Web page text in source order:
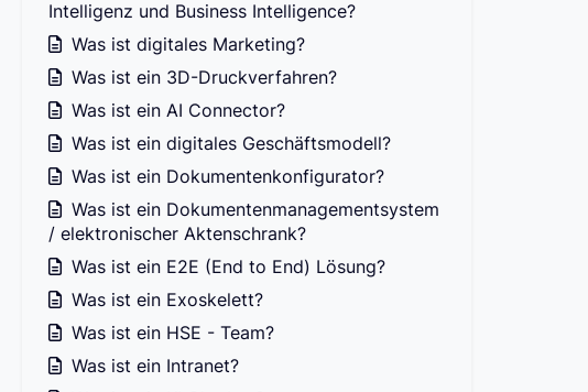
Intelligenz und Business Intelligence?
Was ist digitales Marketing?
Was ist ein 3D-Druckverfahren?
Was ist ein AI Connector?
Was ist ein digitales Geschäftsmodell?
Was ist ein Dokumentenkonfigurator?
Was ist ein Dokumentenmanagementsystem
/ elektronischer Aktenschrank?
Was ist ein E2E (End to End) Lösung?
Was ist ein Exoskelett?
Was ist ein HSE - Team?
Was ist ein Intranet?